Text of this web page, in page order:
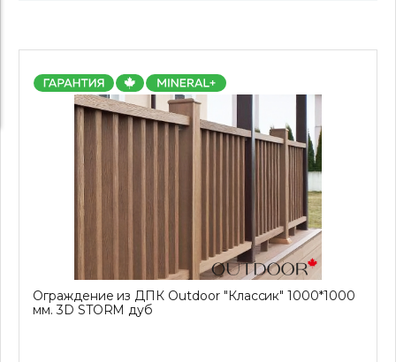
Ограждение из ДПК Outdoor "Классик" 1000*1000
мм. 3D STORM дуб